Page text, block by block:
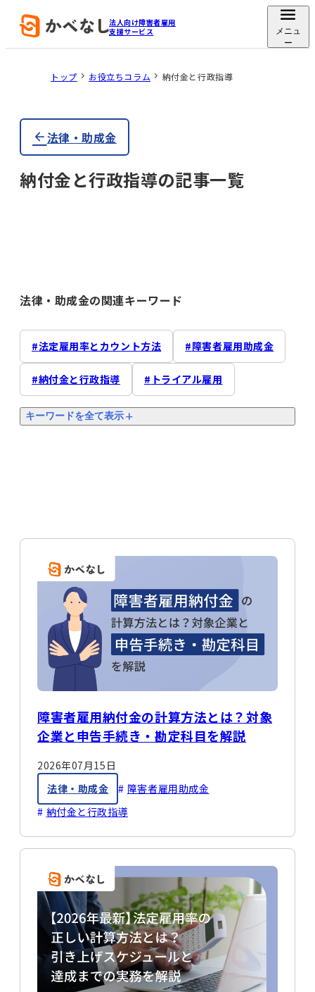
法人向け障害者雇用
支援サービス
メニュ
ー
トップ お役立ちコラム 納付金と行政指導
法律・助成金
納付金と行政指導の記事一覧
法律・助成金の関連キーワード
法定雇用率とカウント方法 障害者雇用助成金
納付金と行政指導 トライアル雇用
キーワードを全て表示
障害者雇用納付金の計算方法とは？対象
企業と申告手続き・勘定科目を解説
2026年07月15日
法律・助成金
障害者雇用助成金
納付金と行政指導